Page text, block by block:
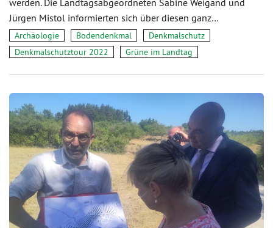
Jürgen Mistol informierten sich über diesen ganz…
Archäologie Bodendenkmal
Denkmalschutz
Denkmalschutztour 2022
Grüne im Landtag